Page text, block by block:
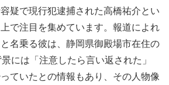
疑で現行犯逮捕された高橋祐介とい
で注目を集めています。報道によれ
名乗る彼は、静岡県御殿場市在住の
には「注意したら言い返された」
ていたとの情報もあり、その人物像